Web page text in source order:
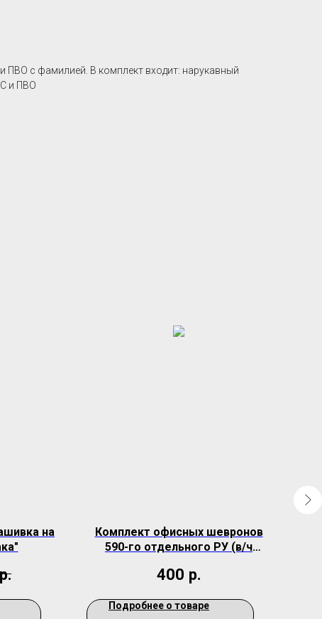
c фамилией. В комплект входит: нарукавный
и ПВО
на
Комплект офисных шевронов
590-го отдельного РУ (в/ч
400 р.
Подробнее о товаре